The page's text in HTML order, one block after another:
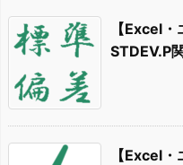
【Excel
STDEV.P
【Excel